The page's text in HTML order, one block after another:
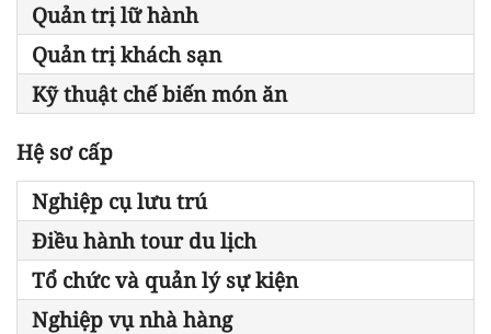
Quản trị lữ hành
Quản trị khách sạn
Kỹ thuật chế biến món ăn
Hệ sơ cấp
Nghiệp cụ lưu trú
Điều hành tour du lịch
Tổ chức và quản lý sự kiện
Nghiệp vụ nhà hàng